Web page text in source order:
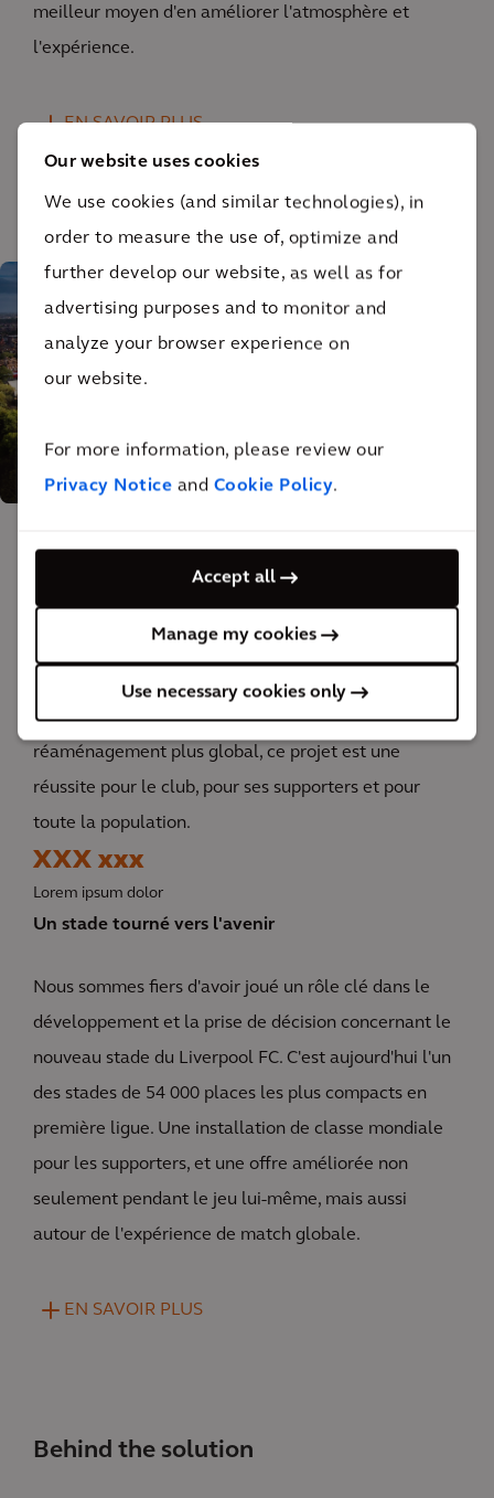
Our website uses cookies
We use cookies (and similar technologies), in
order to measure the use of, optimize and
further develop our website, as well as for
advertising purposes and to monitor and
analyze your browser experience on
our website.
For more information, please review our
Privacy Notice and Cookie Policy.
Accept all
Manage my cookies
Use necessary cookies only
meilleur moyen d'en améliorer l'atmosphère et
l'expérience.
EN SAVOIR PLUS
Stade d'Anfield.
The impact
8 500 supporters supplémentaires peuvent se
rapprocher de l'action, ce qui renforce l'atmosphère
survoltée d'Anfield. Et dans le cadre d'un
réaménagement plus global, ce projet est une
réussite pour le club, pour ses supporters et pour
toute la population.
XXX xxx
Lorem ipsum dolor
Un stade tourné vers l'avenir
Nous sommes fiers d'avoir joué un rôle clé dans le
développement et la prise de décision concernant le
nouveau stade du Liverpool FC. C'est aujourd'hui l'un
des stades de 54 000 places les plus compacts en
première ligue. Une installation de classe mondiale
pour les supporters, et une offre améliorée non
seulement pendant le jeu lui-même, mais aussi
autour de l'expérience de match globale.
EN SAVOIR PLUS
Behind the solution